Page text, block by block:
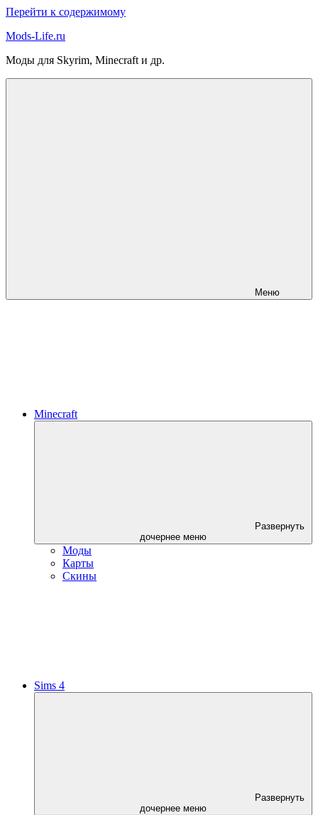
Перейти к содержимому
Mods-Life.ru
Моды для Skyrim, Minecraft и др.
Меню
Minecraft
Развернуть
дочернее меню
Моды
Карты
Скины
Sims 4
Развернуть
дочернее меню